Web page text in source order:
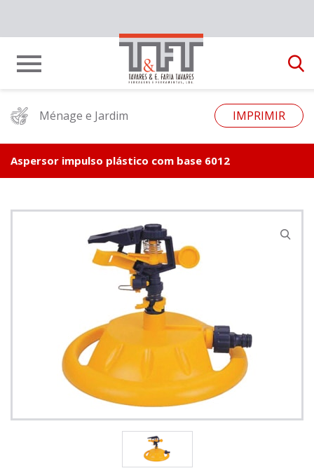
Ménage e Jardim IMPRIMIR
Aspersor impulso plástico com base 6012